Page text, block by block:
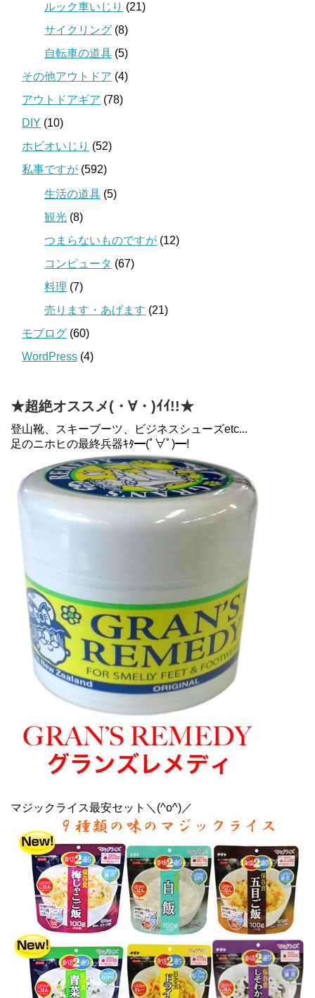
ルック車いじり (21)
サイクリング (8)
自転車の道具 (5)
その他アウトドア (4)
アウトドアギア (78)
DIY (10)
ホビオいじり (52)
私事ですが (592)
生活の道具 (5)
観光 (8)
つまらないものですが (12)
コンピュータ (67)
料理 (7)
売ります・あげます (21)
モブログ (60)
WordPress (4)
★超絶オススメ(・∀・)ｲｲ!!★
登山靴、スキーブーツ、ビジネスシューズetc...
足のニホヒの最終兵器ｷﾀ━(ﾟ∀ﾟ)━!
マジックライス最安セット＼(^o^)／